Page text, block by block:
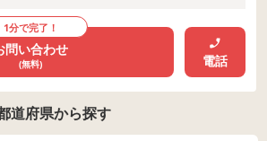
1分で完了！
問い合わせ
(無料) 電話
道府県から探す